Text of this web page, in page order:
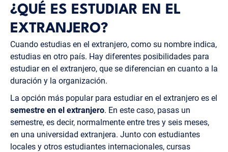
¿QUÉ ES ESTUDIAR EN EL
EXTRANJERO?
Cuando estudias en el extranjero, como su nombre indica,
estudias en otro país. Hay diferentes posibilidades para
estudiar en el extranjero, que se diferencian en cuanto a la
duración y la organización.
La opción más popular para estudiar en el extranjero es el
semestre en el extranjero. En este caso, pasas un
semestre, es decir, normalmente entre tres y seis meses,
en una universidad extranjera. Junto con estudiantes
locales y otros estudiantes internacionales, cursas